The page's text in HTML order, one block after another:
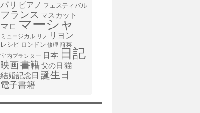
パリ ピアノ フェスティバル
フランス マスカット
マロ マーシャ
ミュージカル リノ リヨン
レシピ ロンドン 修理 前菜
室内プランター 日本 日記
映画書籍 父の日 猫
結婚記念日 誕生日
電子書籍